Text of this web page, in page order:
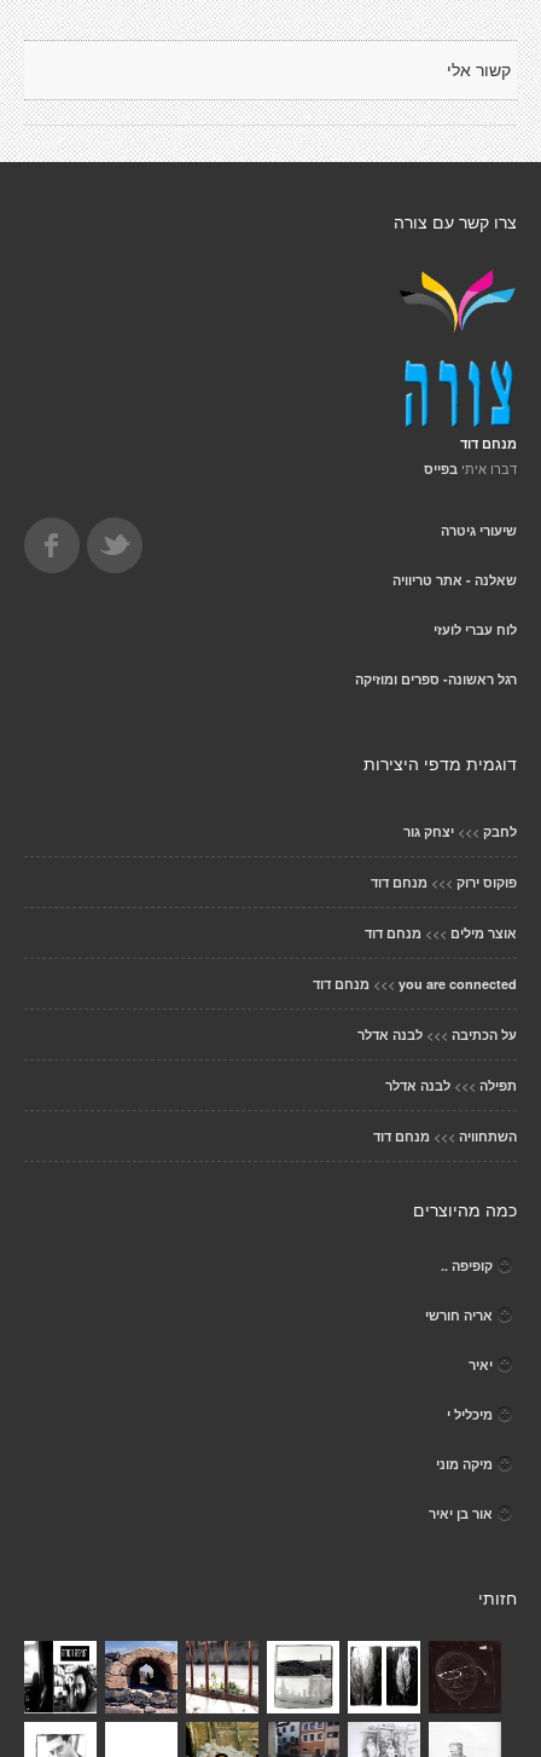
קשור אלי
צרו קשר עם צורה
מנחם דוד
דברו איתי בפייס
שיעורי גיטרה
שאלנה - אתר טריוויה
לוח עברי לועזי
רגל ראשונה- ספרים ומוזיקה
דוגמית מדפי היצירות
לחבק >>> יצחק גור
פוקוס ירוק >>> מנחם דוד
אוצר מילים >>> מנחם דוד
you are connected
>>> מנחם דוד
על הכתיבה >>> לבנה אדלר
תפילה >>> לבנה אדלר
השתחוויה >>> מנחם דוד
כמה מהיוצרים
קופיפה ..
אריה חורשי
יאיר
מיכליל י
מיקה מוני
אור בן יאיר
חזותי